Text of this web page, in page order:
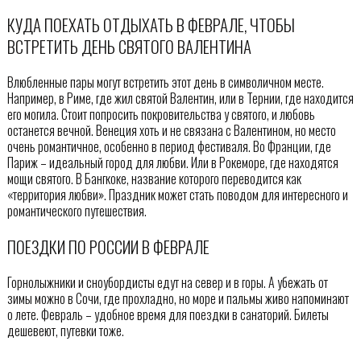
КУДА ПОЕХАТЬ ОТДЫХАТЬ В ФЕВРАЛЕ, ЧТОБЫ
ВСТРЕТИТЬ ДЕНЬ СВЯТОГО ВАЛЕНТИНА
Влюбленные пары могут встретить этот день в символичном месте.
Например, в Риме, где жил святой Валентин, или в Тернии, где находится
его могила. Стоит попросить покровительства у святого, и любовь
останется вечной. Венеция хоть и не связана с Валентином, но место
очень романтичное, особенно в период фестиваля. Во Франции, где
Париж – идеальный город для любви. Или в Рокеморе, где находятся
мощи святого. В Бангкоке, название которого переводится как
«территория любви». Праздник может стать поводом для интересного и
романтического путешествия.
ПОЕЗДКИ ПО РОССИИ В ФЕВРАЛЕ
Горнолыжники и сноубордисты едут на север и в горы. А убежать от
зимы можно в Сочи, где прохладно, но море и пальмы живо напоминают
о лете. Февраль – удобное время для поездки в санаторий. Билеты
дешевеют, путевки тоже.